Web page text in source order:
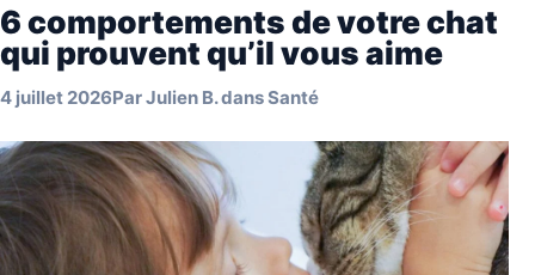
6 comportements de votre chat
qui prouvent qu’il vous aime
4 juillet 2026ParJulien B.dansSanté